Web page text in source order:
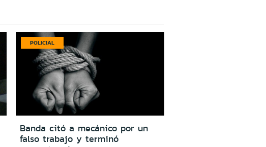
POLICIAL
Banda citó a mecánico por un
falso trabajo y terminó